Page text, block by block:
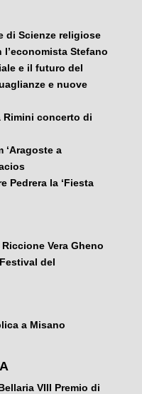
di Scienze religiose
l’economista Stefano
e il futuro del
e nuove
Rimini concerto di
‘Aragoste a
Pedrera la ‘Fiesta
Vera Gheno
del
a Misano
VIII Premio di